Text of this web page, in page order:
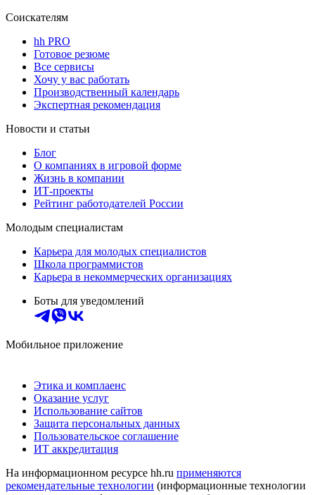
Соискателям
hh PRO
Готовое резюме
Все сервисы
Хочу у вас работать
Производственный календарь
Экспертная рекомендация
Новости и статьи
Блог
О компаниях в игровой форме
Жизнь в компании
ИТ-проекты
Рейтинг работодателей России
Молодым специалистам
Карьера для молодых специалистов
Школа программистов
Карьера в некоммерческих организациях
Боты для уведомлений
Мобильное приложение
Этика и комплаенс
Оказание услуг
Использование сайтов
Защита персональных данных
Пользовательское соглашение
ИТ аккредитация
На информационном ресурсе hh.ru применяются
рекомендательные технологии (информационные технологии